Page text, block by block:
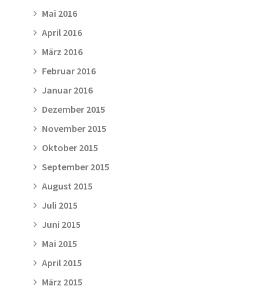
Mai 2016
April 2016
März 2016
Februar 2016
Januar 2016
Dezember 2015
November 2015
Oktober 2015
September 2015
August 2015
Juli 2015
Juni 2015
Mai 2015
April 2015
März 2015